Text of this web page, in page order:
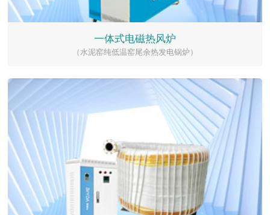
一体式电磁热风炉
（水泥窑纯低温窑尾余热发电锅炉）